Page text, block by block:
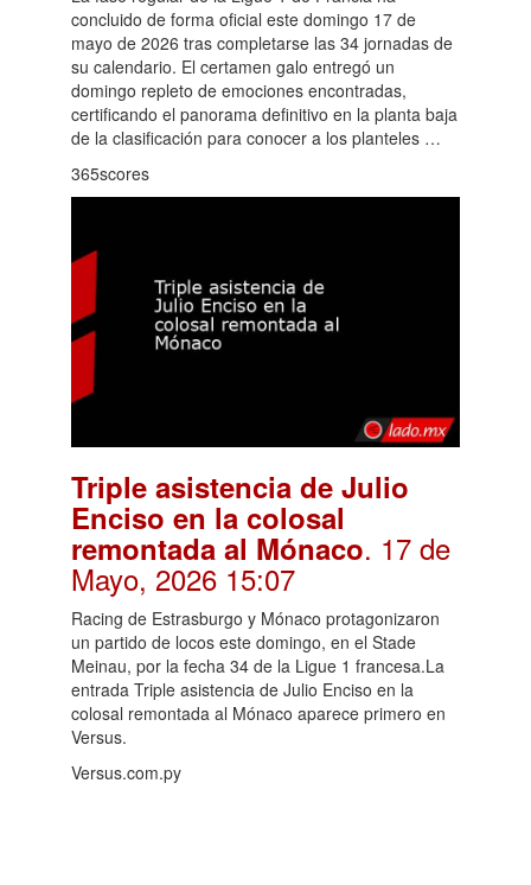
concluido de forma oficial este domingo 17 de
mayo de 2026 tras completarse las 34 jornadas de
su calendario. El certamen galo entregó un
domingo repleto de emociones encontradas,
certificando el panorama definitivo en la planta baja
de la clasificación para conocer a los planteles …
365scores
Triple asistencia de Julio
Enciso en la colosal
remontada al Mónaco. 17 de
Mayo, 2026 15:07
Racing de Estrasburgo y Mónaco protagonizaron
un partido de locos este domingo, en el Stade
Meinau, por la fecha 34 de la Ligue 1 francesa.La
entrada Triple asistencia de Julio Enciso en la
colosal remontada al Mónaco aparece primero en
Versus.
Versus.com.py